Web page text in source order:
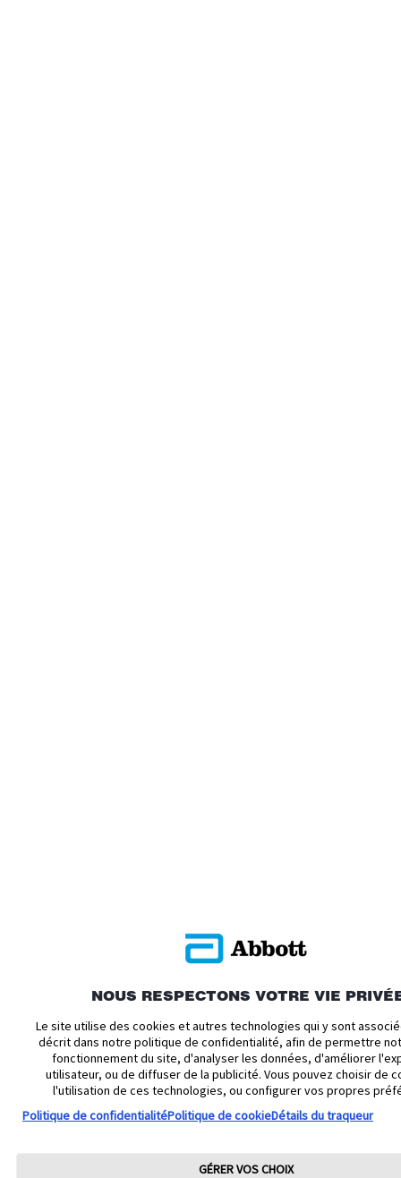
NOUS RESPECTONS VOTRE VIE
Le site utilise des cookies et autres technologies qui y sont
décrit dans notre politique de confidentialité, afin de permettre
fonctionnement du site, d'analyser les données, d'améliorer
utilisateur, ou de diffuser de la publicité. Vous pouvez choisir de
l'utilisation de ces technologies, ou configurer vos propres
Politique de confidentialitéPolitique de cookieDétails du traqueur
GÉRER VOS CHOIX